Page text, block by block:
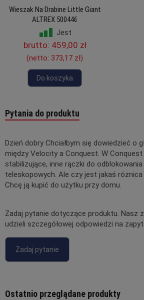
Wieszak Na Drabine Little Giant
ALTREX 500446
Jest
brutto: 459,00 zł
(netto: 373,17 zł)
Do koszyka
Pytania do produktu
Dzień dobry Chciałbym się dowiedzieć o
między Velocity a Conquest. W
stabilizujące, inne rączki do
teleskopowych. Ale czy jest jakaś
Chcę ją kupić do użytku przy domu.
Zadaj pytanie dotyczące produktu. Nasz
udzieli szczegółowej odpowiedzi na
Zadaj pytanie
Ostatnio przeglądane produkty